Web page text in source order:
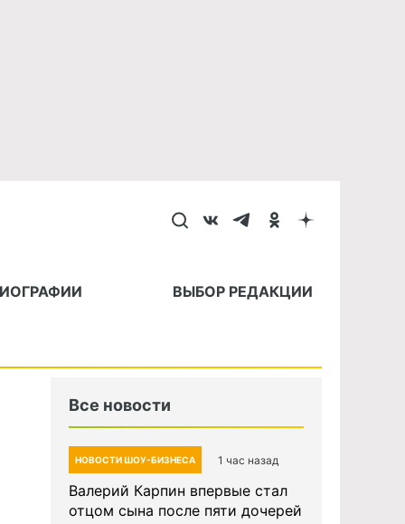
ВЫБОР РЕДАКЦИИ
Все новости
НОВОСТИ ШОУ-БИЗНЕСА 1 час назад
Валерий Карпин впервые стал
отцом сына после пяти дочерей